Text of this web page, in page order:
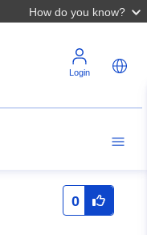
How do you know?
Login
0